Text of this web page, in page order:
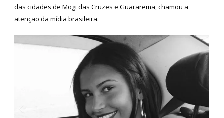
das cidades de Mogi das Cruzes e Guararema, chamou a
atenção da mídia brasileira.